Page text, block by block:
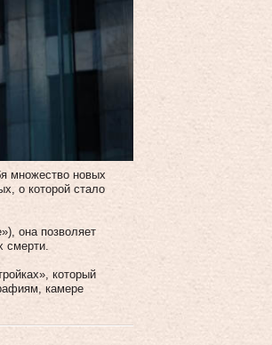
множество новых
о которой стало
она позволяет
смерти.
который
камере